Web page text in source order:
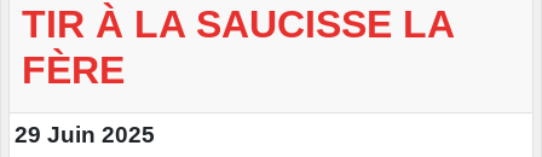
TIR À LA SAUCISSE LA
FÈRE
29 Juin 2025